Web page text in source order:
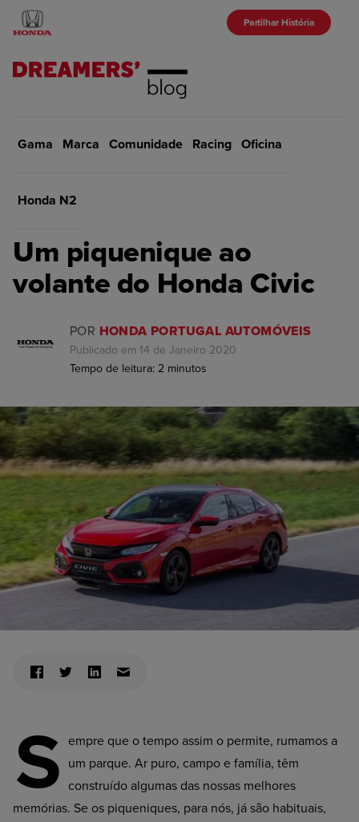
Partilhar História
Gama Marca Comunidade Racing Oficina
Honda N2
VOLTAR Início Comunidade
COMUNIDADE
Um piquenique ao
volante do Honda Civic
POR HONDA PORTUGAL AUTOMÓVEIS
Publicado em 14 de Janeiro 2020
Tempo de leitura: 2 minutos
S empre que o tempo assim o permite, rumamos a
um parque. Ar puro, campo e família, têm
construído algumas das nossas melhores
memórias. Se os piqueniques, para nós, já são habituais,